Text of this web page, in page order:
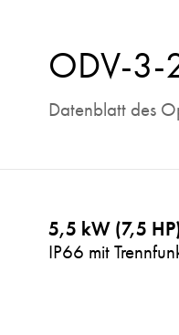
ODV-3-
Datenblatt des
5,5 kW (7,5
IP66 mit